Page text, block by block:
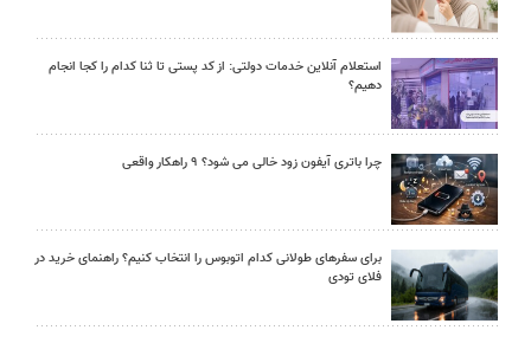
استعلام آنلاین خدمات دولتی: از کد پستی تا ثنا کدام را کجا انجام
دهیم؟
چرا باتری آیفون زود خالی می شود؟ ۹ راهکار واقعی
برای سفرهای طولانی کدام اتوبوس را انتخاب کنیم؟ راهنمای خرید در
فلای تودی